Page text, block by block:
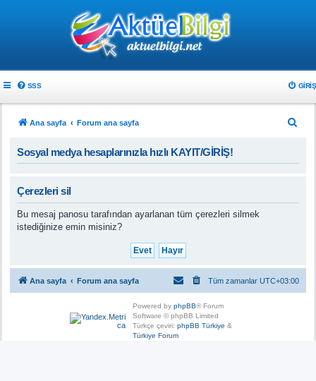
SSS GIRIŞ
Ana sayfa Forum ana sayfa
Sosyal medya hesaplarınızla hızlı KAYIT/GİRİŞ!
Çerezleri sil
Bu mesaj panosu tarafından ayarlanan tüm çerezleri silmek
istediğinize emin misiniz?
Ana sayfa Forum ana sayfa Tüm zamanlar UTC+03:00
Powered by phpBB® Forum
Software © phpBB Limited
Türkçe çeviri: phpBB Türkiye &
Türkiye Forum